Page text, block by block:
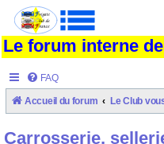
Le forum interne
FAQ
Accueil du forum Le Club
Carrosserie,